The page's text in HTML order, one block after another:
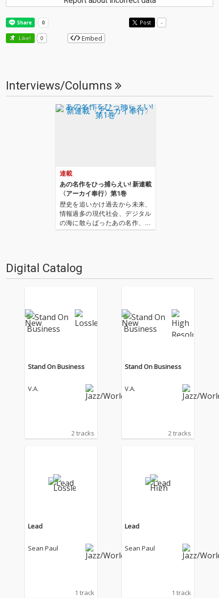
Post -
Like! 0 Embed
Interviews/Columns
連載
あの名作をひっ捕らえい! 新連載
〈アーカイ奉行〉第1巻
歴史を追いかけ過去から未来、
情報過多の現代社会、デジタル
の海に散らばったあの名作、こ
の名作たちをひとつにまとめる
マスター音源 2.これまで未配信
だった作品の…
Digital Catalog
Stand On Business
V.A.
2 tracks
Stand On Business
V.A.
2 tracks
Lead
Sean Paul
1 track
Lead
Sean Paul
1 track